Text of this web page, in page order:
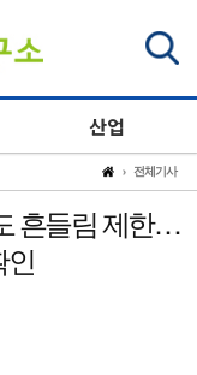
산업
전체기사
흔들림 제한…
인
검색